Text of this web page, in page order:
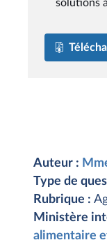
solutions
Auteur :
Type de
Rubrique :
Ministère
alimentaire